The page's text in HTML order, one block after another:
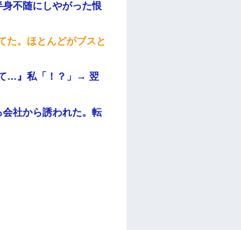
不随にしやがった恨
た。ほとんどがブスと
て…』私「！？」→ 翌
社から誘われた。転